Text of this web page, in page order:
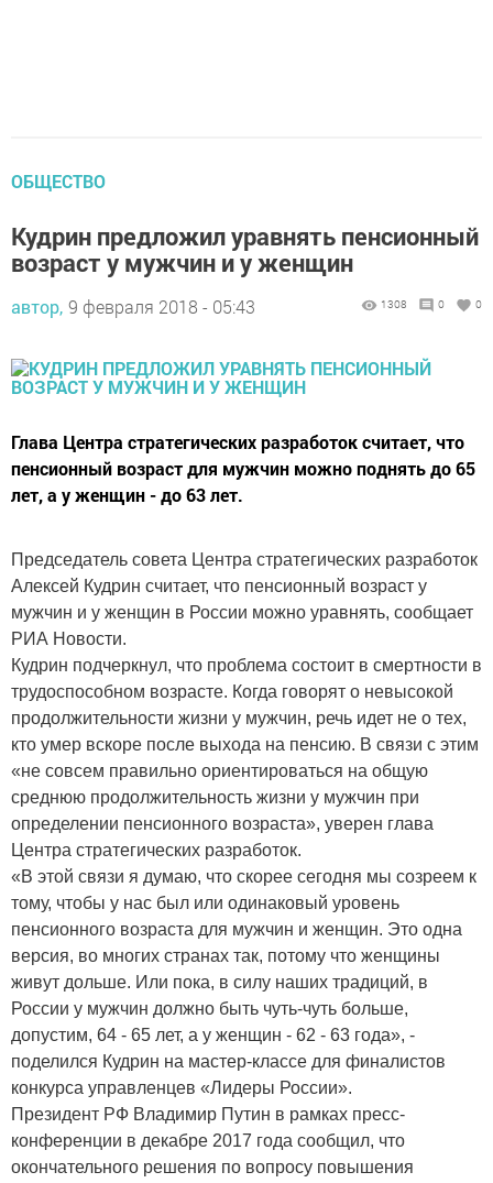
ОБЩЕСТВО
Кудрин предложил уравнять пенсионный
возраст у мужчин и у женщин
автор, 9 февраля 2018 - 05:43 1308 0 0
Глава Центра стратегических разработок считает, что
пенсионный возраст для мужчин можно поднять до 65
лет, а у женщин - до 63 лет.
Председатель совета Центра стратегических разработок
Алексей Кудрин считает, что пенсионный возраст у
мужчин и у женщин в России можно уравнять, сообщает
РИА Новости.
Кудрин подчеркнул, что проблема состоит в смертности в
трудоспособном возрасте. Когда говорят о невысокой
продолжительности жизни у мужчин, речь идет не о тех,
кто умер вскоре после выхода на пенсию. В связи с этим
«не совсем правильно ориентироваться на общую
среднюю продолжительность жизни у мужчин при
определении пенсионного возраста», уверен глава
Центра стратегических разработок.
«В этой связи я думаю, что скорее сегодня мы созреем к
тому, чтобы у нас был или одинаковый уровень
пенсионного возраста для мужчин и женщин. Это одна
версия, во многих странах так, потому что женщины
живут дольше. Или пока, в силу наших традиций, в
России у мужчин должно быть чуть-чуть больше,
допустим, 64 - 65 лет, а у женщин - 62 - 63 года», -
поделился Кудрин на мастер-классе для финалистов
конкурса управленцев «Лидеры России».
Президент РФ Владимир Путин в рамках пресс-
конференции в декабре 2017 года сообщил, что
окончательного решения по вопросу повышения